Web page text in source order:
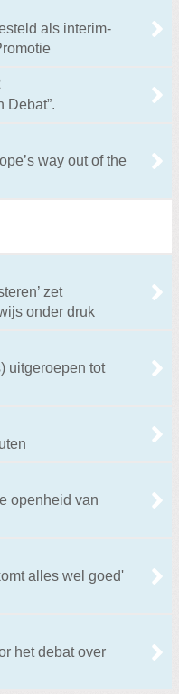
als interim-
Debat”.
way out of the
zet
onder druk
uitgeroepen tot
openheid van
alles wel goed'
het debat over